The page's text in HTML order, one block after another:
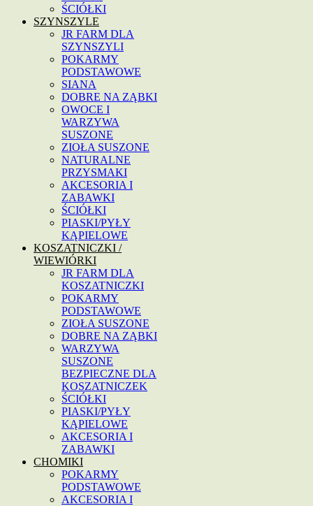
ŚCIÓŁKI
SZYNSZYLE
JR FARM DLA
SZYNSZYLI
POKARMY
PODSTAWOWE
SIANA
DOBRE NA ZĄBKI
OWOCE I
WARZYWA
SUSZONE
ZIOŁA SUSZONE
NATURALNE
PRZYSMAKI
AKCESORIA I
ZABAWKI
ŚCIÓŁKI
PIASKI/PYŁY
KĄPIELOWE
KOSZATNICZKI /
WIEWIÓRKI
JR FARM DLA
KOSZATNICZKI
POKARMY
PODSTAWOWE
ZIOŁA SUSZONE
DOBRE NA ZĄBKI
WARZYWA
SUSZONE
BEZPIECZNE DLA
KOSZATNICZEK
ŚCIÓŁKI
PIASKI/PYŁY
KĄPIELOWE
AKCESORIA I
ZABAWKI
CHOMIKI
POKARMY
PODSTAWOWE
AKCESORIA I